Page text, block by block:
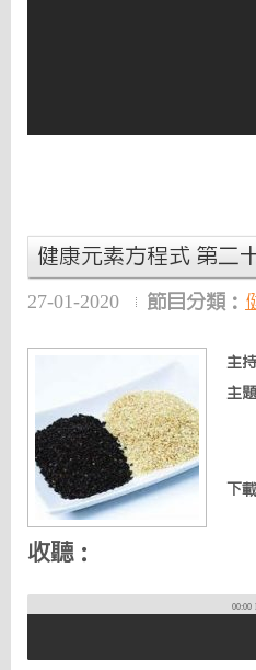
健康元素方程式 第二
27-01-2020 節目分類：
主持
主題
下
收聽：
00:00